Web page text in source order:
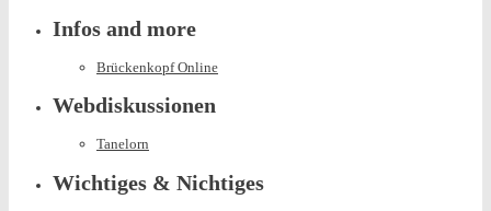
Infos and more
Brückenkopf Online
Webdiskussionen
Tanelorn
Wichtiges & Nichtiges